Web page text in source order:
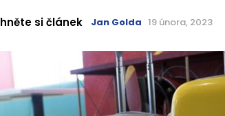
si článek Jan Golda 19 února, 2023